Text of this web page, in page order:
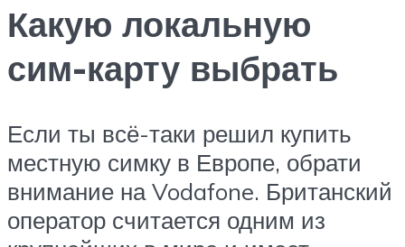
Какую локальную
сим-карту выбрать
Если ты всё-таки решил купить
местную симку в Европе, обрати
внимание на Vodafone. Британский
оператор считается одним из